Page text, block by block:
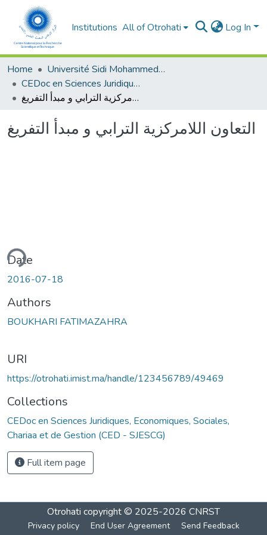
Institutions All of Otrohati Log In
Home
Université Sidi Mohammed Ben Abdellah - Fès
CEDoc en Sciences Juridiques, Economiques, Sociales, Chariaa et de Gestion (CED - SJESCG)
التعاون اللامركزية الترابي و مبدأ التفريغ
التعاون اللامركزية الترابي و مبدأ التفريغ
Date
2016-07-18
Authors
BOUKHARI FATIMAZAHRA
URI
https://otrohati.imist.ma/handle/123456789/49469
Collections
CEDoc en Sciences Juridiques, Economiques, Sociales,
Chariaa et de Gestion (CED - SJESCG)
Full item page
Otrohati copyright © 2025-2026 CNRST
Privacy policy End User Agreement Send Feedback